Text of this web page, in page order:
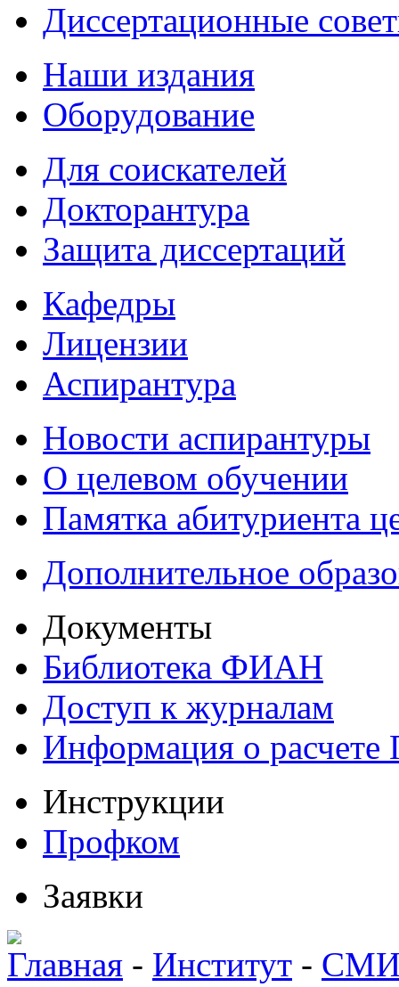
Диссертационные
Наши издания
Оборудование
Для соискателей
Докторантура
Защита диссертаций
Кафедры
Лицензии
Аспирантура
Новости аспирантуры
О целевом обучении
Памятка абитуриента
Дополнительное
Документы
Библиотека ФИАН
Доступ к журналам
Информация о
Инструкции
Профком
Заявки
Главная - Институт - СМИ